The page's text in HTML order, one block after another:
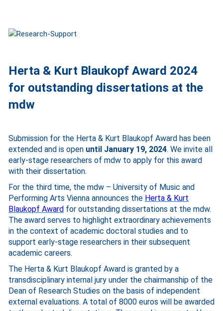
Herta & Kurt Blaukopf Award 2024
for outstanding dissertations at the
mdw
Submission for the Herta & Kurt Blaukopf Award has been
extended and is open until January 19, 2024. We invite all
early-stage researchers of mdw to apply for this award
with their dissertation.
For the third time, the mdw – University of Music and
Performing Arts Vienna announces the Herta & Kurt
Blaukopf Award for outstanding dissertations at the mdw.
The award serves to highlight extraordinary achievements
in the context of academic doctoral studies and to
support early-stage researchers in their subsequent
academic careers.
The Herta & Kurt Blaukopf Award is granted by a
transdisciplinary internal jury under the chairmanship of the
Dean of Research Studies on the basis of independent
external evaluations. A total of 8000 euros will be awarded